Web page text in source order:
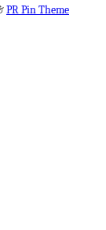
PR Pin Theme